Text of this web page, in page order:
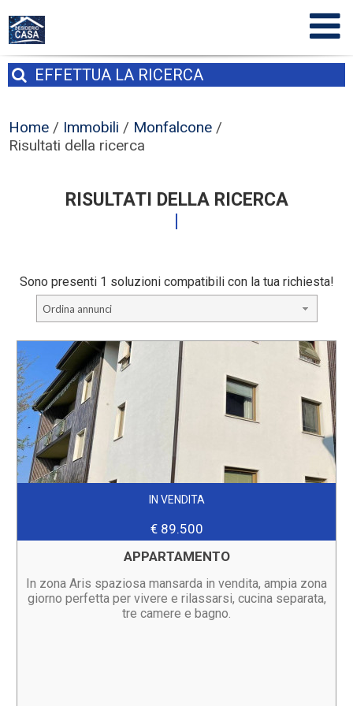
EFFETTUA LA RICERCA
Home / Immobili / Monfalcone /
Risultati della ricerca
RISULTATI DELLA RICERCA
Sono presenti 1 soluzioni compatibili con la tua richiesta!
Ordina annunci
IN VENDITA
€ 89.500
APPARTAMENTO
In zona Aris spaziosa mansarda in vendita, ampia zona
giorno perfetta per vivere e rilassarsi, cucina separata,
tre camere e bagno.